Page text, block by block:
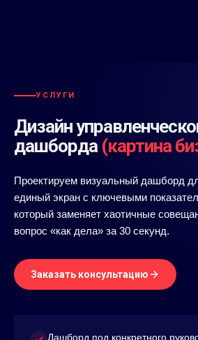
УСЛУГИ
Дизайн
дашборда (картина
Проектируем визуальный дашборд
единый экран с ключевыми
который заменяет хаотичные
вопрос «как дела» за 30 секунд.
Заказать консультацию
Дашборд под конкретного